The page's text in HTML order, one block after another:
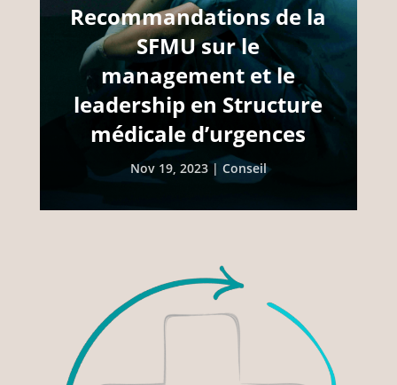
Recommandations de la
SFMU sur le
management et le
leadership en Structure
médicale d’urgences
Nov 19, 2023| Conseil